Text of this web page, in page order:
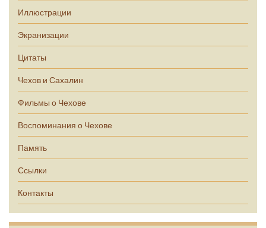
Иллюстрации
Экранизации
Цитаты
Чехов и Сахалин
Фильмы о Чехове
Воспоминания о Чехове
Память
Ссылки
Контакты